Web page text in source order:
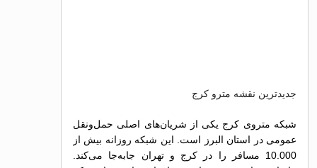
جدیدترین نقشه مترو کرج
شبکه متروی کرج یکی از شریان‌های اصلی حمل‌ونقل
عمومی در استان البرز است. این شبکه روزانه بیش از
10.000 مسافر را در کرج و تهران جابه‌جا می‌کند.